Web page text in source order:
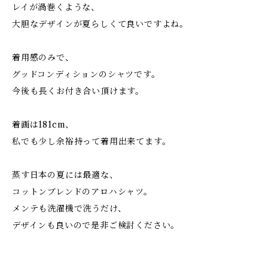
レイが渦巻くような、
大胆なデザインが夏らしくて良いですよね。
着用感のみで、
グッドコンディションのシャツです。
今後も長くお付き合い頂けます。
着画は181cm、
私でも少し余裕持って着用出来てます。
蒸す日本の夏には最適な、
コットンブレンドのアロハシャツ。
メンテも洗濯機で洗うだけ、
デザインも良いので是非ご検討ください。